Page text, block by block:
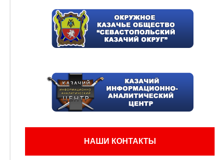
НАШИ КОНТАКТЫ